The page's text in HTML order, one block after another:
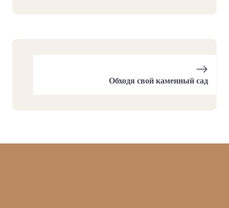
Обходя свой каменный сад